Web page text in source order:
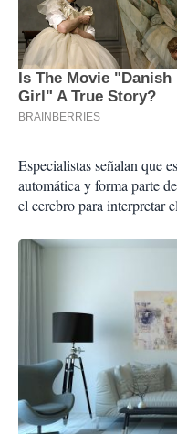
Especialistas señalan que
automática y forma parte
el cerebro para interpretar